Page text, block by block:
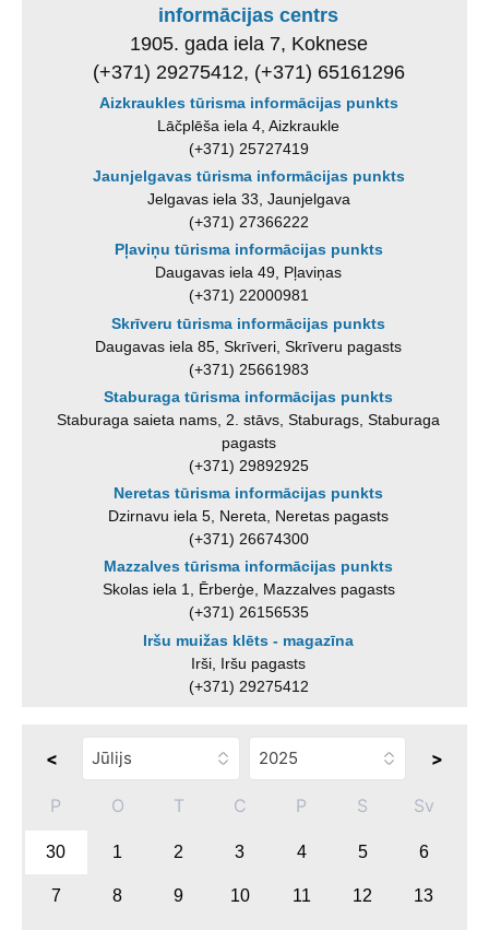
informācijas centrs
1905. gada iela 7, Koknese
(+371) 29275412, (+371) 65161296
Aizkraukles tūrisma informācijas punkts
Lāčplēša iela 4, Aizkraukle
(+371) 25727419
Jaunjelgavas tūrisma informācijas punkts
Jelgavas iela 33, Jaunjelgava
(+371) 27366222
Pļaviņu tūrisma informācijas punkts
Daugavas iela 49, Pļaviņas
(+371) 22000981
Skrīveru tūrisma informācijas punkts
Daugavas iela 85, Skrīveri, Skrīveru pagasts
(+371) 25661983
Staburaga tūrisma informācijas punkts
Staburaga saieta nams, 2. stāvs, Staburags, Staburaga
pagasts
(+371) 29892925
Neretas tūrisma informācijas punkts
Dzirnavu iela 5, Nereta, Neretas pagasts
(+371) 26674300
Mazzalves tūrisma informācijas punkts
Skolas iela 1, Ērberģe, Mazzalves pagasts
(+371) 26156535
Iršu muižas klēts - magazīna
Irši, Iršu pagasts
(+371) 29275412
< >
P O T C P S Sv
30 1 2 3 4 5 6
7 8 9 10 11 12 13